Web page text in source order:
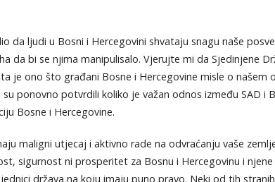
da ljudi u Bosni i Hercegovini shvataju snagu naše
da bi se njima manipulisalo. Vjerujte mi da Sjedinjene
je ono što građani Bosne i Hercegovine misle o našem
ponovno potvrdili koliko je važan odnos između SAD i
Bosne i Hercegovine.
maligni utjecaj i aktivno rade na odvraćanju vaše
sigurnost ni prosperitet za Bosnu i Hercegovinu i njene
država na koju imaju puno pravo. Neki od tih